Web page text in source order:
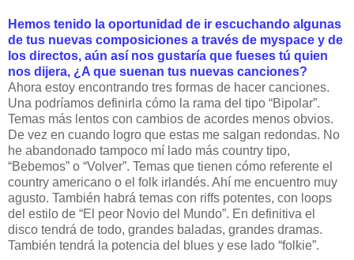
Hemos tenido la oportunidad de ir escuchando algunas
de tus nuevas composiciones a través de myspace y de
los directos, aún así nos gustaría que fueses tú quien
nos dijera, ¿A que suenan tus nuevas canciones?
Ahora estoy encontrando tres formas de hacer canciones.
Una podríamos definirla cómo la rama del tipo “Bipolar”.
Temas más lentos con cambios de acordes menos obvios.
De vez en cuando logro que estas me salgan redondas. No
he abandonado tampoco mí lado más country tipo,
“Bebemos” o “Volver”. Temas que tienen cómo referente el
country americano o el folk irlandés. Ahí me encuentro muy
agusto. También habrá temas con riffs potentes, con loops
del estilo de “El peor Novio del Mundo”. En definitiva el
disco tendrá de todo, grandes baladas, grandes dramas.
También tendrá la potencia del blues y ese lado “folkie”.